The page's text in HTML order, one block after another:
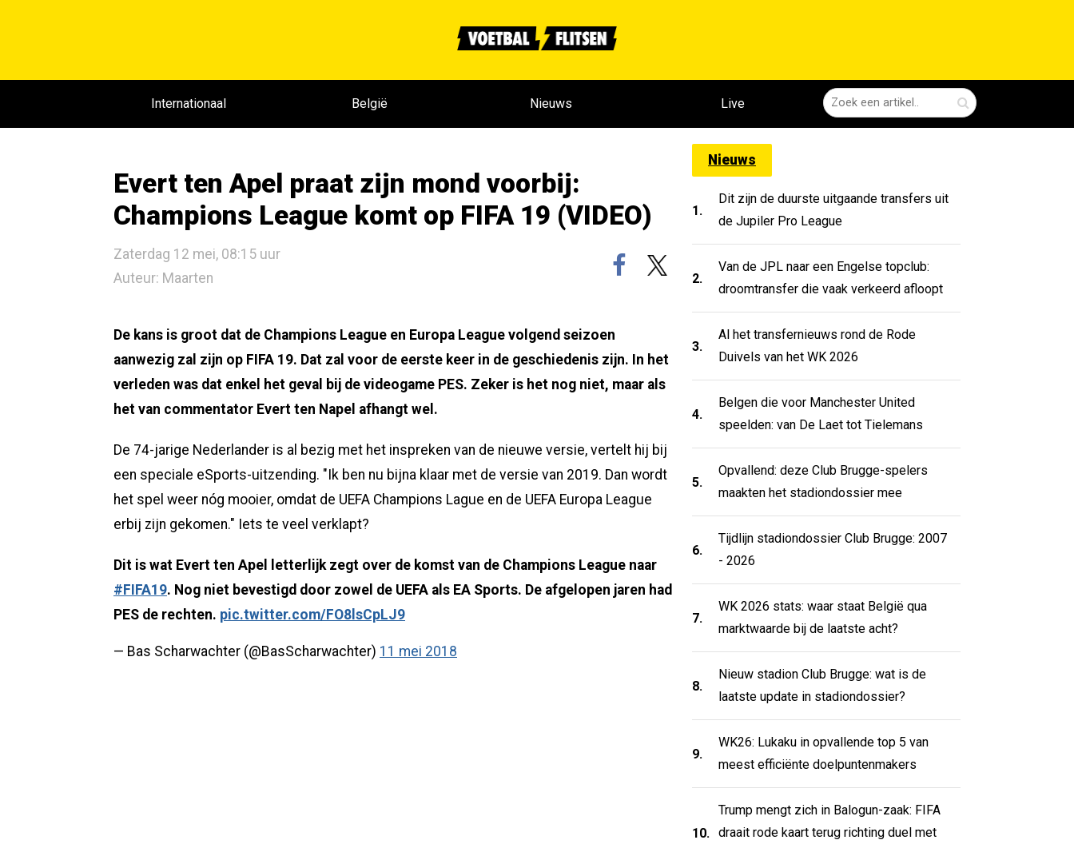
Internationaal België Nieuws Live
Evert ten Apel praat zijn mond voorbij:
Champions League komt op FIFA 19 (VIDEO)
Zaterdag 12 mei, 08:15 uur
Auteur: Maarten
De kans is groot dat de Champions League en Europa League volgend seizoen
aanwezig zal zijn op FIFA 19. Dat zal voor de eerste keer in de geschiedenis zijn. In het
verleden was dat enkel het geval bij de videogame PES. Zeker is het nog niet, maar als
het van commentator Evert ten Napel afhangt wel.
De 74-jarige Nederlander is al bezig met het inspreken van de nieuwe versie, vertelt hij bij
een speciale eSports-uitzending. "Ik ben nu bijna klaar met de versie van 2019. Dan wordt
het spel weer nóg mooier, omdat de UEFA Champions Lague en de UEFA Europa League
erbij zijn gekomen." Iets te veel verklapt?
Dit is wat Evert ten Apel letterlijk zegt over de komst van de Champions League naar
#FIFA19. Nog niet bevestigd door zowel de UEFA als EA Sports. De afgelopen jaren had
PES de rechten. pic.twitter.com/FO8lsCpLJ9
— Bas Scharwachter (@BasScharwachter) 11 mei 2018
Nieuws
1.
Dit zijn de duurste uitgaande transfers uit
de Jupiler Pro League
2.
Van de JPL naar een Engelse topclub:
droomtransfer die vaak verkeerd afloopt
3.
Al het transfernieuws rond de Rode
Duivels van het WK 2026
4.
Belgen die voor Manchester United
speelden: van De Laet tot Tielemans
5.
Opvallend: deze Club Brugge-spelers
maakten het stadiondossier mee
6.
Tijdlijn stadiondossier Club Brugge: 2007
- 2026
7.
WK 2026 stats: waar staat België qua
marktwaarde bij de laatste acht?
8.
Nieuw stadion Club Brugge: wat is de
laatste update in stadiondossier?
9.
WK26: Lukaku in opvallende top 5 van
meest efficiënte doelpuntenmakers
10.
Trump mengt zich in Balogun-zaak: FIFA
draait rode kaart terug richting duel met